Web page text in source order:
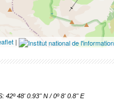
|
42º 48' 0.93'' N / 0º 8' 0.8'' E